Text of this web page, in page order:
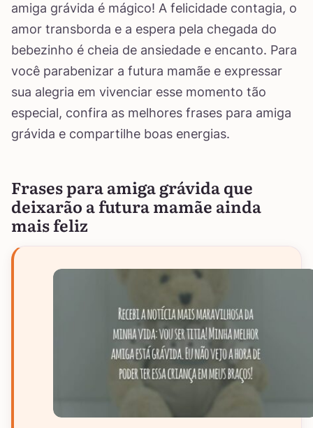
amiga grávida é mágico! A felicidade contagia, o
amor transborda e a espera pela chegada do
bebezinho é cheia de ansiedade e encanto. Para
você parabenizar a futura mamãe e expressar
sua alegria em vivenciar esse momento tão
especial, confira as melhores frases para amiga
grávida e compartilhe boas energias.
Frases para amiga grávida que
deixarão a futura mamãe ainda
mais feliz